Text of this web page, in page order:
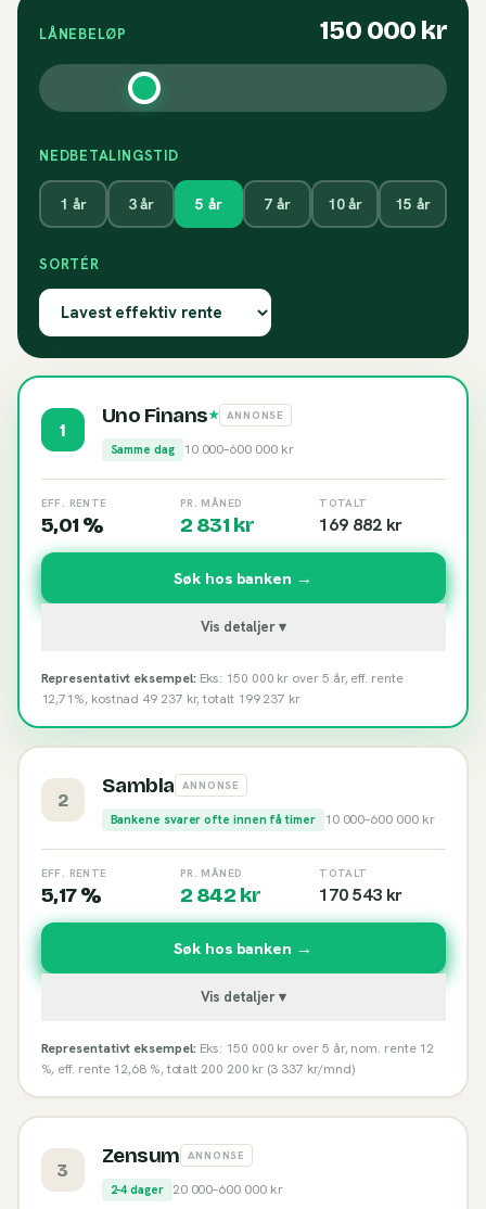
LÅNEBELØP 150 000 kr
NEDBETALINGSTID
1 år 3år 5 år 7år 10år 15 år
SORTÉR
1
Uno Finans★ ANNONSE
Samme dag 10 000–600 000kr
EFF. RENTE
5,01 %
PR. MÅNED
2 831 kr
TOTALT
169 882kr
Søk hos banken →
Vis detaljer ▾
Representativt eksempel: Eks: 150 000 kr over 5 år, eff. rente
12,71%, kostnad 49 237 kr, totalt 199 237 kr
2
Sambla ANNONSE
Bankene svarer ofte innen få timer 10 000–600 000kr
EFF. RENTE
5,17 %
PR. MÅNED
2 842 kr
TOTALT
170 543kr
Søk hos banken →
Vis detaljer ▾
Representativt eksempel: Eks: 150 000 kr over 5 år, nom. rente 12
%, eff. rente 12,68 %, totalt 200 200 kr (3 337 kr/mnd)
3
Zensum ANNONSE
2-4 dager 20 000–600 000kr